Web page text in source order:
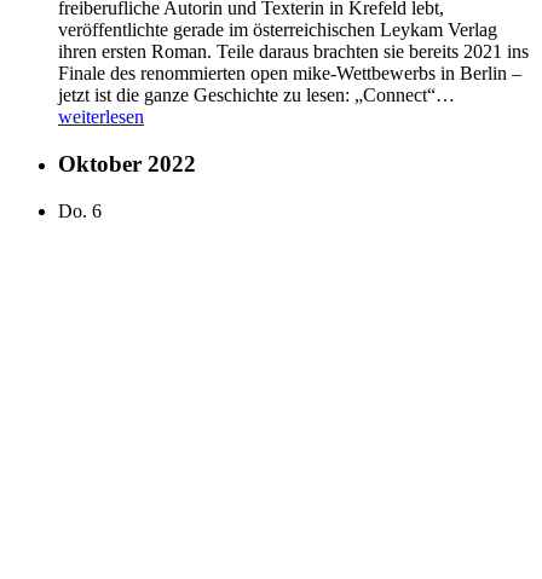
freiberufliche Autorin und Texterin in Krefeld lebt,
veröffentlichte gerade im österreichischen Leykam Verlag
ihren ersten Roman. Teile daraus brachten sie bereits 2021 ins
Finale des renommierten open mike-Wettbewerbs in Berlin –
jetzt ist die ganze Geschichte zu lesen: „Connect“…
weiterlesen
Oktober 2022
Do. 6